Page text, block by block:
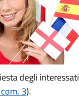
degli interessati
3).